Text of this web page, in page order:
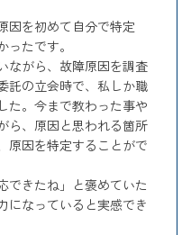
因を初めて自分で特定
たです。
ながら、故障原因を調査
託の立会時で、私しか職
た。今まで教わった事や
ら、原因と思われる箇所
原因を特定することがで
できたね」と褒めていた
になっていると実感でき